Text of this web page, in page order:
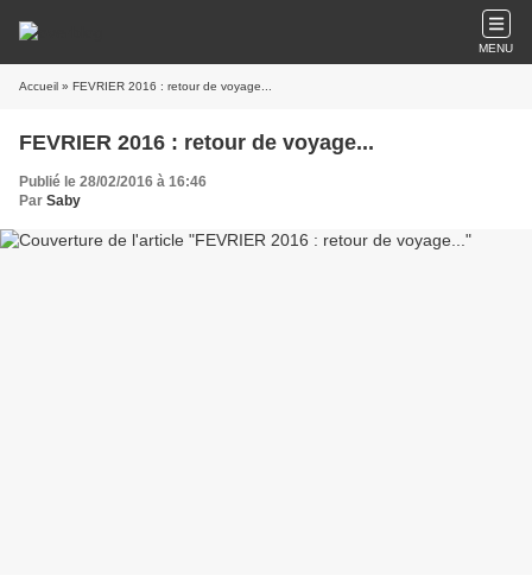
MENU
Accueil » FEVRIER 2016 : retour de voyage...
FEVRIER 2016 : retour de voyage...
Publié le 28/02/2016 à 16:46
Par Saby